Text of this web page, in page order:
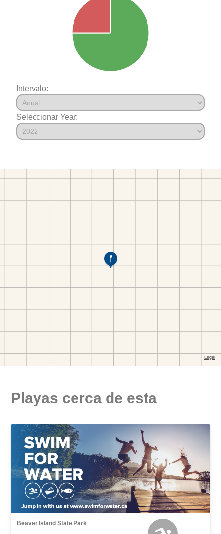
Intervalo:
Seleccionar Year:
Playas cerca de esta
Beaver Island State Park